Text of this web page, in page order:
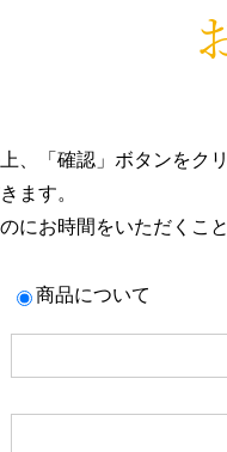
、「確認」ボタンをク
ます。
にお時間をいただくこ
商品について